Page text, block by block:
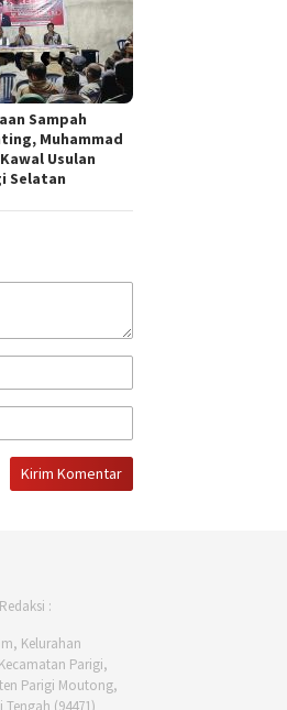
Sampah
Muhammad
Usulan
Selatan
:
Kelurahan
Parigi,
Parigi Moutong,
Tengah (94471)